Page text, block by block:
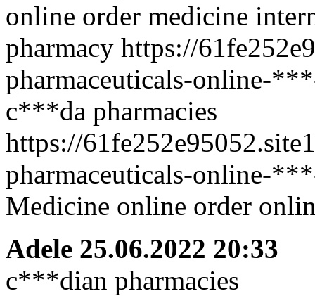
online order medicine
pharmacy https://
pharmaceuticals-online-
c***da pharmacies
https://
pharmaceuticals-online-
Medicine online order
Adele 25.06.2022 20:33
c***dian pharmacies